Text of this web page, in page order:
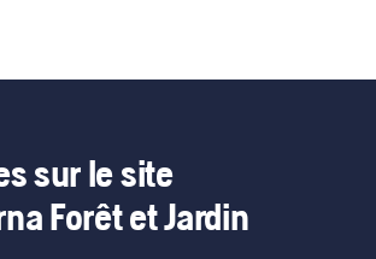
sur le site
Forêt et Jardin